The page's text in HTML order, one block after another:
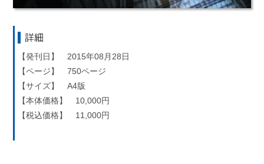
【発刊日】 2015年08月28日
【ページ】 750ページ
【サイズ】 A4版
【本体価格】 10,000円
【税込価格】 11,000円